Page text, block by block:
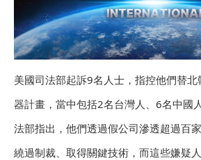
美國司法部起訴9名人士，指控他們替
器計畫，當中包括2名台灣人、6名中國
法部指出，他們透過假公司滲透超過百
繞過制裁、取得關鍵技術，而這些嫌疑